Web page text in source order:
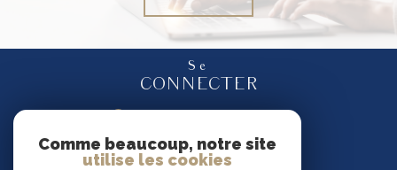
Se
CONNECTER
espace propriétaire
Nous
Comme beaucoup, notre site
utilise les cookies